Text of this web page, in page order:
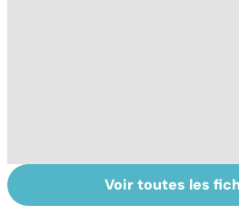
Alimentation :
mangeons-nous
Voir toutes les